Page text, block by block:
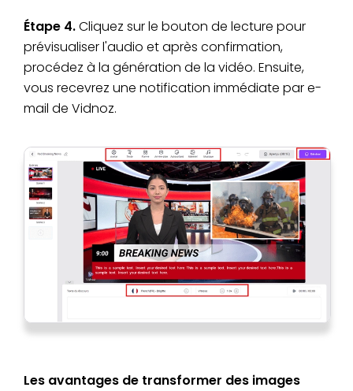
Étape 4.Cliquez sur le bouton de lecture pour
prévisualiser l'audio et après confirmation,
procédez à la génération de la vidéo. Ensuite,
vous recevrez une notification immédiate par e-
mail de Vidnoz.
Les avantages de transformer des images